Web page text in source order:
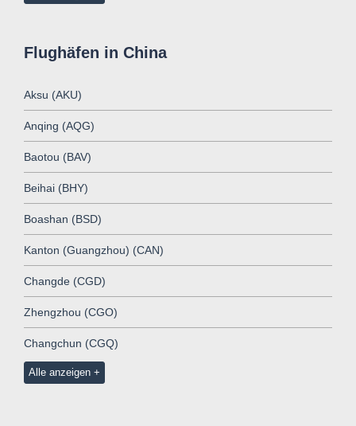
Flughäfen in China
Aksu (AKU)
Anqing (AQG)
Baotou (BAV)
Beihai (BHY)
Boashan (BSD)
Kanton (Guangzhou) (CAN)
Changde (CGD)
Zhengzhou (CGO)
Changchun (CGQ)
Alle anzeigen